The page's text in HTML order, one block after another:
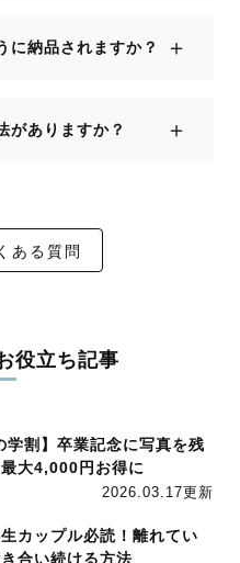
に納品されますか？ ＋
がありますか？ ＋
ある質問
役立ち記事
学割】卒業記念に写真を残
大4,000円お得に
2026.03.17更新
カップル必読！離れてい
合い続ける方法